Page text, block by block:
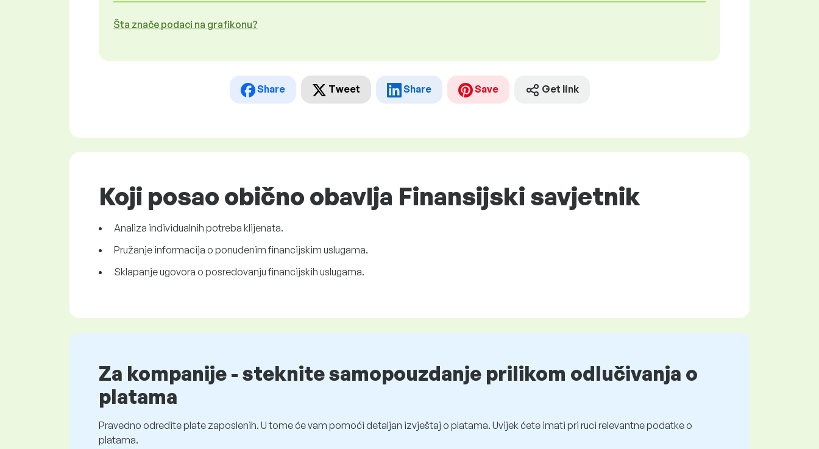
Šta znače podaci na grafikonu?
Share Tweet Share Save Get link
Koji posao obično obavlja Finansijski savjetnik
Analiza individualnih potreba klijenata.
Pružanje informacija o ponuđenim financijskim uslugama.
Sklapanje ugovora o posredovanju financijskih uslugama.
Za kompanije - steknite samopouzdanje prilikom odlučivanja o
platama
Pravedno odredite plate zaposlenih. U tome će vam pomoći detaljan izvještaj o platama. Uvijek ćete imati pri ruci relevantne podatke o
platama.